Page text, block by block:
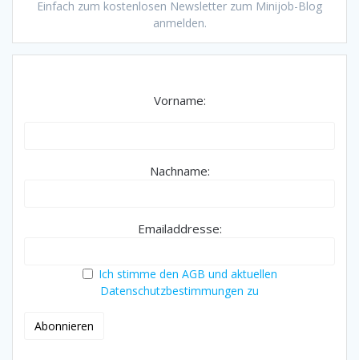
Einfach zum kostenlosen Newsletter zum Minijob-Blog
anmelden.
Vorname:
Nachname:
Emailaddresse:
Ich stimme den AGB und aktuellen
Datenschutzbestimmungen zu